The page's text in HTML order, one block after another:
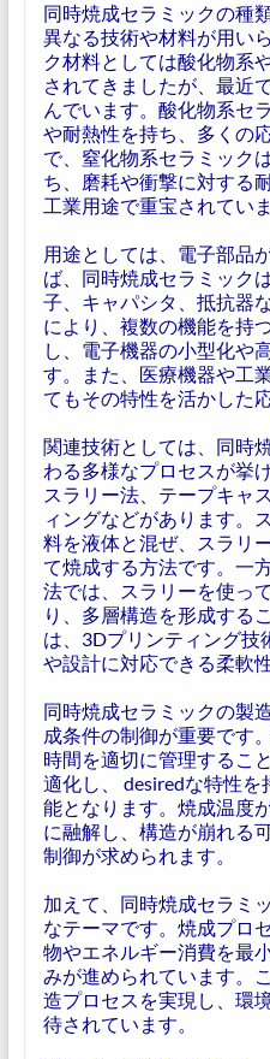
同時焼成セラミックの種
異なる技術や材料が用い
ク材料としては酸化物系
されてきましたが、最近
んでいます。酸化物系セ
や耐熱性を持ち、多くの
で、窒化物系セラミック
ち、磨耗や衝撃に対する
工業用途で重宝されていま
用途としては、電子部品
ば、同時焼成セラミック
子、キャパシタ、抵抗器
により、複数の機能を持
し、電子機器の小型化や
す。また、医療機器や工
てもその特性を活かした
関連技術としては、同時
わる多様なプロセスが挙
スラリー法、テープキャ
ィングなどがあります。
料を液体と混ぜ、スラリ
て焼成する方法です。一
法では、スラリーを使っ
り、多層構造を形成する
は、3Dプリンティング技
や設計に対応できる柔軟
同時焼成セラミックの製
成条件の制御が重要です
時間を適切に管理するこ
適化し、 desiredな特性
能となります。焼成温度
に融解し、構造が崩れる
制御が求められます。
加えて、同時焼成セラミ
なテーマです。焼成プロ
物やエネルギー消費を最
みが進められています。
造プロセスを実現し、環
待されています。